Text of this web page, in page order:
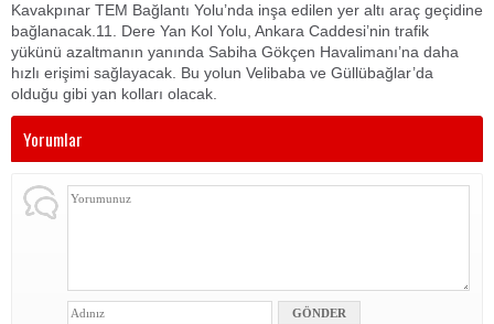
Kavakpınar TEM Bağlantı Yolu’nda inşa edilen yer altı araç geçidine
bağlanacak.11. Dere Yan Kol Yolu, Ankara Caddesi’nin trafik
yükünü azaltmanın yanında Sabiha Gökçen Havalimanı’na daha
hızlı erişimi sağlayacak. Bu yolun Velibaba ve Güllübağlar’da
olduğu gibi yan kolları olacak.
Yorumlar